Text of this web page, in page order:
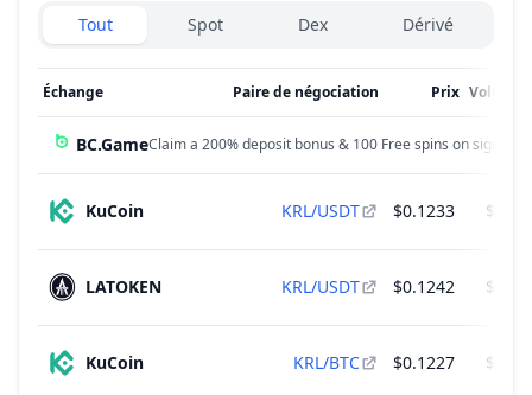
Exchanges type
Tout Spot Dex Dérivé
Échange Paire de négociation Prix Volume
BC.GameClaim a 200% deposit bonus & 100 Free spins on sign up!
KuCoin KRL/USDT $0.1233
LATOKEN KRL/USDT $0.1242
KuCoin KRL/BTC $0.1227